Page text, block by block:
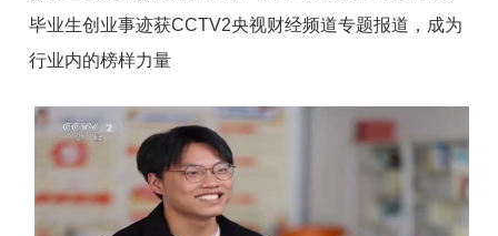
毕业生创业事迹获CCTV2央视财经频道专题报道，成为
行业内的榜样力量